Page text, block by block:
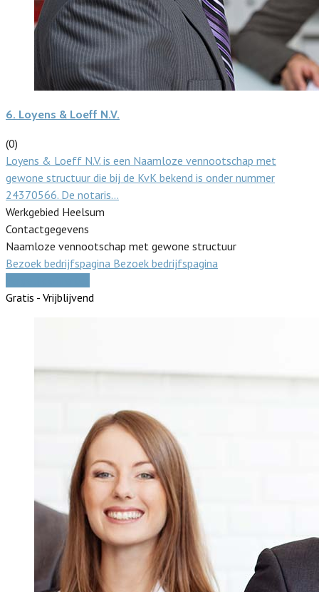
6. Loyens & Loeff N.V.
(0)
Loyens & Loeff N.V. is een Naamloze vennootschap met
gewone structuur die bij de KvK bekend is onder nummer
24370566. De notaris…
Werkgebied Heelsum
Contactgegevens
Naamloze vennootschap met gewone structuur
Bezoek bedrijfspagina Bezoek bedrijfspagina
Gratis - Vrijblijvend